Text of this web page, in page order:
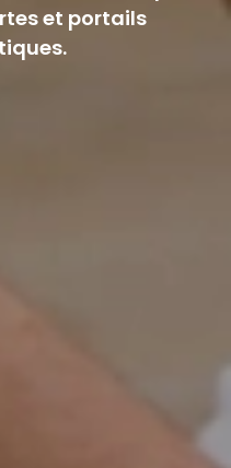
et portails